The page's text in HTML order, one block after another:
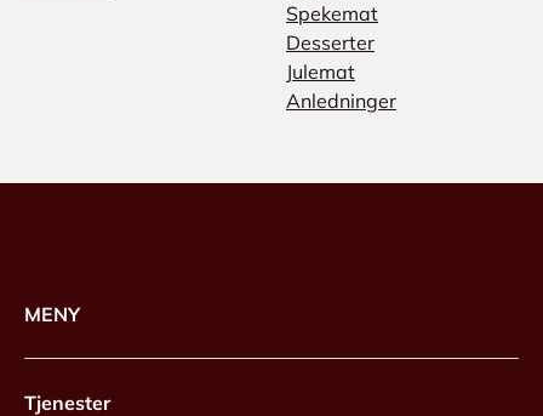
Spekemat
Desserter
Julemat
Anledninger
MENY
Tjenester